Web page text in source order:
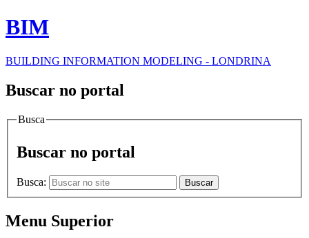
BIM
BUILDING INFORMATION MODELING - LONDRINA
Buscar no portal
Busca
Buscar no portal
Busca: Buscar
Menu Superior